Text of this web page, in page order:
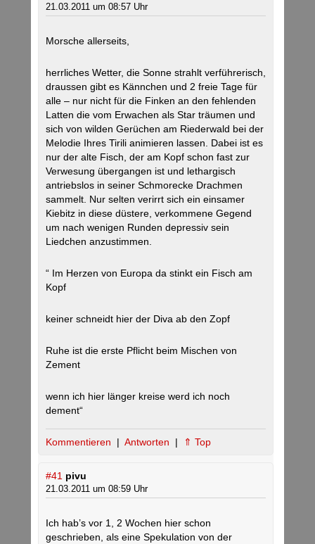
21.03.2011 um 08:57 Uhr
Morsche allerseits,
herrliches Wetter, die Sonne strahlt verführerisch,
draussen gibt es Kännchen und 2 freie Tage für
alle – nur nicht für die Finken an den fehlenden
Latten die vom Erwachen als Star träumen und
sich von wilden Gerüchen am Riederwald bei der
Melodie Ihres Tirili animieren lassen. Dabei ist es
nur der alte Fisch, der am Kopf schon fast zur
Verwesung übergangen ist und lethargisch
antriebslos in seiner Schmorecke Drachmen
sammelt. Nur selten verirrt sich ein einsamer
Kiebitz in diese düstere, verkommene Gegend
um nach wenigen Runden depressiv sein
Liedchen anzustimmen.
“ Im Herzen von Europa da stinkt ein Fisch am
Kopf
keiner schneidt hier der Diva ab den Zopf
Ruhe ist die erste Pflicht beim Mischen von
Zement
wenn ich hier länger kreise werd ich noch
dement“
Kommentieren | Antworten | ⇑ Top
#41 pivu
21.03.2011 um 08:59 Uhr
Ich hab’s vor 1, 2 Wochen hier schon
geschrieben, als eine Spekulation von der